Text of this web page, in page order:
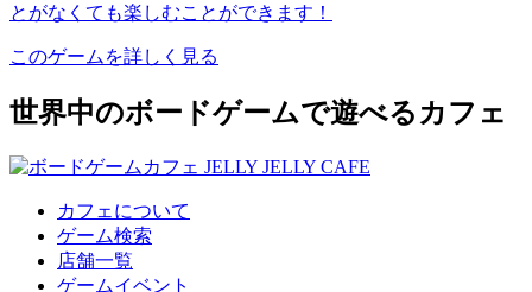
とがなくても楽しむことができます！
このゲームを詳しく見る
世界中のボードゲームで遊べるカフェ
カフェについて
ゲーム検索
店舗一覧
ゲームイベント